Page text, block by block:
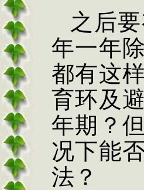
之后
年一年
都有这
育环及
年期？
况下能
法？